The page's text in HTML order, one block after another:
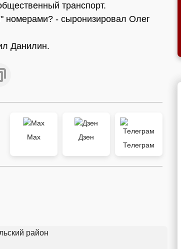
транспорт.
номерами? - сыронизировал Олег
Данилин.
Max
Дзен
Телеграм